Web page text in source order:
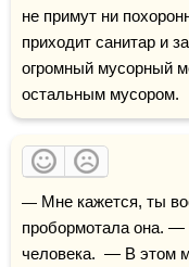
не примут ни
приходит санитар и
огромный мусорный
остальным мусором.
— Мне кажется, ты воспринимаешь смерть как друга, —
пробормотала она.
человека.  — В этом